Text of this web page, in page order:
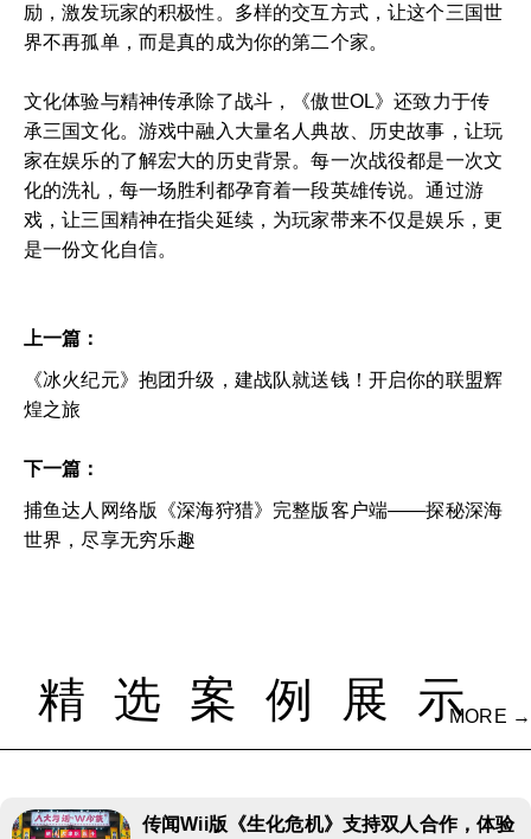
励，激发玩家的积极性。多样的交互方式，让这个三国世
界不再孤单，而是真的成为你的第二个家。
文化体验与精神传承除了战斗，《傲世OL》还致力于传
承三国文化。游戏中融入大量名人典故、历史故事，让玩
家在娱乐的了解宏大的历史背景。每一次战役都是一次文
化的洗礼，每一场胜利都孕育着一段英雄传说。通过游
戏，让三国精神在指尖延续，为玩家带来不仅是娱乐，更
是一份文化自信。
上一篇：
《冰火纪元》抱团升级，建战队就送钱！开启你的联盟辉
煌之旅
下一篇：
捕鱼达人网络版《深海狩猎》完整版客户端——探秘深海
世界，尽享无穷乐趣
精选案例展示MORE →
传闻Wii版《生化危机》支持双人合作，体验